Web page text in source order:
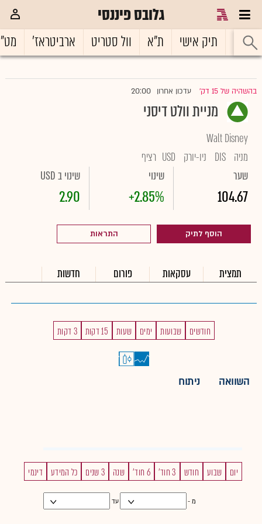
גלובס פיננסי
ראשי תיק אישי ת"א וול סטריט ארביטראז'
בהשהיה של 15 דק' עדכון אחרון 20:00
מניית וולט דיסני
Walt Disney
מניה DIS ניו-יורק USD רציף
שער
104.67
שינוי
+2.85%
שינוי ב USD
2.90
הוסף לתיק התראות
תמצית עסקאות פורום חדשות
חודשים שבועות ימים שעות 15 דקות 3 דקות
השוואה ניתוח
יום שבוע חודש 3 חוד' 6 חוד' שנה 3 שנים כל המידע דינמי
מ - עד